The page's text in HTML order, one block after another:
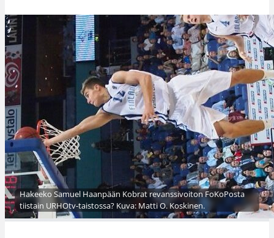
Hakeeko Samuel Haanpään Kobrat revanssivoiton FoKoPosta
tiistain URHOtv-taistossa? Kuva: Matti O. Koskinen.